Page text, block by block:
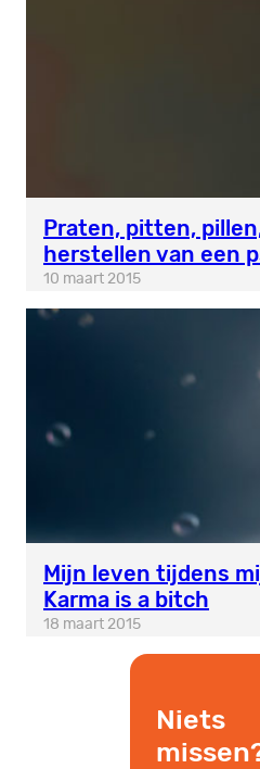
Praten, pitten,
herstellen van een
10 maart 2015
Mijn leven tijdens
Karma is a bitch
18 maart 2015
Niets